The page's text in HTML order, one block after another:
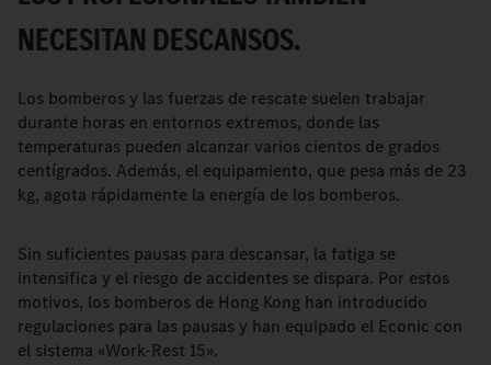
NECESITAN DESCANSOS.
Los bomberos y las fuerzas de rescate suelen trabajar
durante horas en entornos extremos, donde las
temperaturas pueden alcanzar varios cientos de grados
centígrados. Además, el equipamiento, que pesa más de 23
kg, agota rápidamente la energía de los bomberos.
Sin suficientes pausas para descansar, la fatiga se
intensifica y el riesgo de accidentes se dispara. Por estos
motivos, los bomberos de Hong Kong han introducido
regulaciones para las pausas y han equipado el Econic con
el sistema «Work-Rest 15».